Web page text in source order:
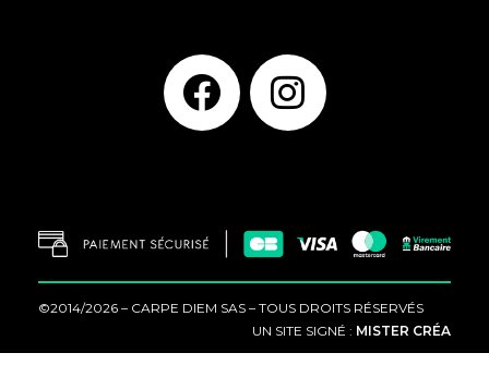
©2014/2026 – CARPE DIEM SAS – TOUS DROITS RÉSERVÉS
UN SITE SIGNÉ : MISTER CRÉA